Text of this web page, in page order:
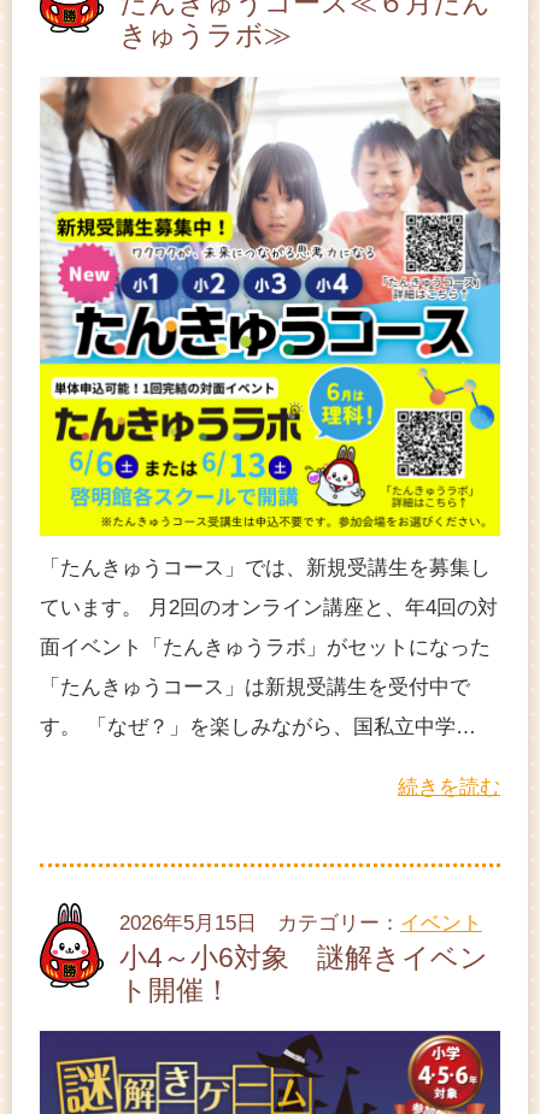
きゅうラボ≫
「たんきゅうコース」では、新規受講生を募集し
ています。 月2回のオンライン講座と、年4回の対
面イベント「たんきゅうラボ」がセットになった
「たんきゅうコース」は新規受講生を受付中で
す。 「なぜ？」を楽しみながら、国私立中学…
続きを読む
2026年5月15日 カテゴリー： イベント
小4～小6対象 謎解きイベン
ト開催！